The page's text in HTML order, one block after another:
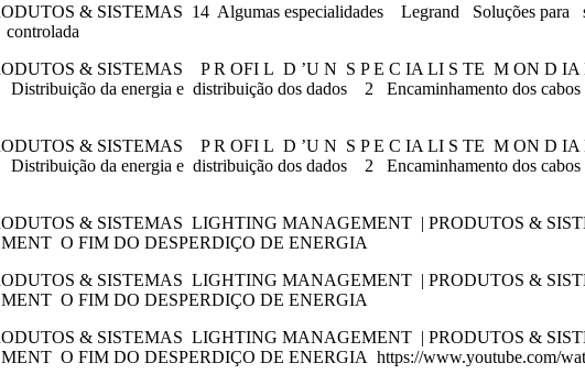
& SISTEMAS 14 Algumas especialidades Legrand Soluções
e controlada
& SISTEMAS P R OFI L D ’U N S P E C IA LI S TE M ON D
da energia e distribuição dos dados 2 Encaminhamento dos
& SISTEMAS P R OFI L D ’U N S P E C IA LI S TE M ON D
da energia e distribuição dos dados 2 Encaminhamento dos
& SISTEMAS LIGHTING MANAGEMENT | PRODUTOS &
O FIM DO DESPERDIÇO DE ENERGIA
& SISTEMAS LIGHTING MANAGEMENT | PRODUTOS &
O FIM DO DESPERDIÇO DE ENERGIA
& SISTEMAS LIGHTING MANAGEMENT | PRODUTOS &
O FIM DO DESPERDIÇO DE ENERGIA https://www.youtube.com/